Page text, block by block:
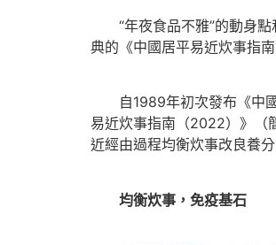
“年夜食品不雅”的動身點
典的《中國居平易近炊事指
自1989年初次發布《中國
易近炊事指南（2022）》（
近經由過程均衡炊事改良養
均衡炊事，免疫基石